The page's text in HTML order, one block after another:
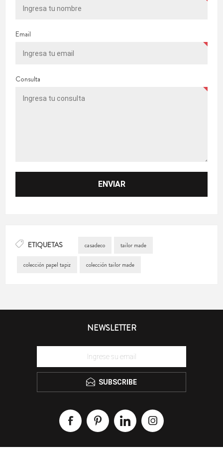
Email
Consulta
ETIQUETAS casadeco tailor made
colección papel tapiz colección tailor made
NEWSLETTER
SUBSCRIBE